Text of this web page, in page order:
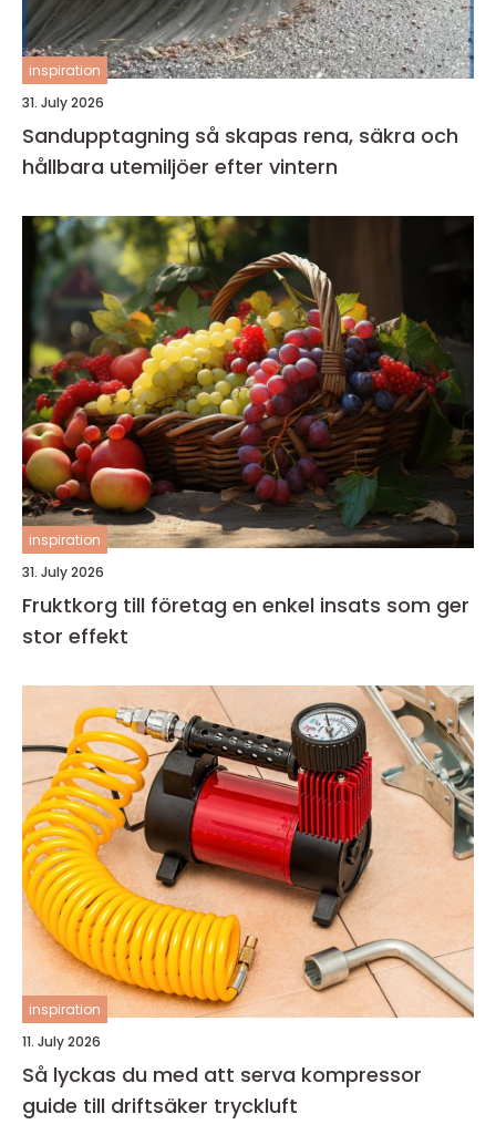
inspiration
31. July 2026
Sandupptagning så skapas rena, säkra och
hållbara utemiljöer efter vintern
inspiration
31. July 2026
Fruktkorg till företag en enkel insats som ger
stor effekt
inspiration
11. July 2026
Så lyckas du med att serva kompressor
guide till driftsäker tryckluft